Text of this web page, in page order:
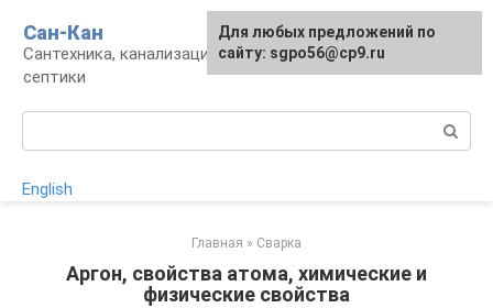
контенту
Сан-Кан
Сантехника, канализация, водопровод,
септики
English
Главная » Сварка
Аргон, свойства атома, химические и
физические свойства
Для любых предложений по
сайту: sgpo56@cp9.ru